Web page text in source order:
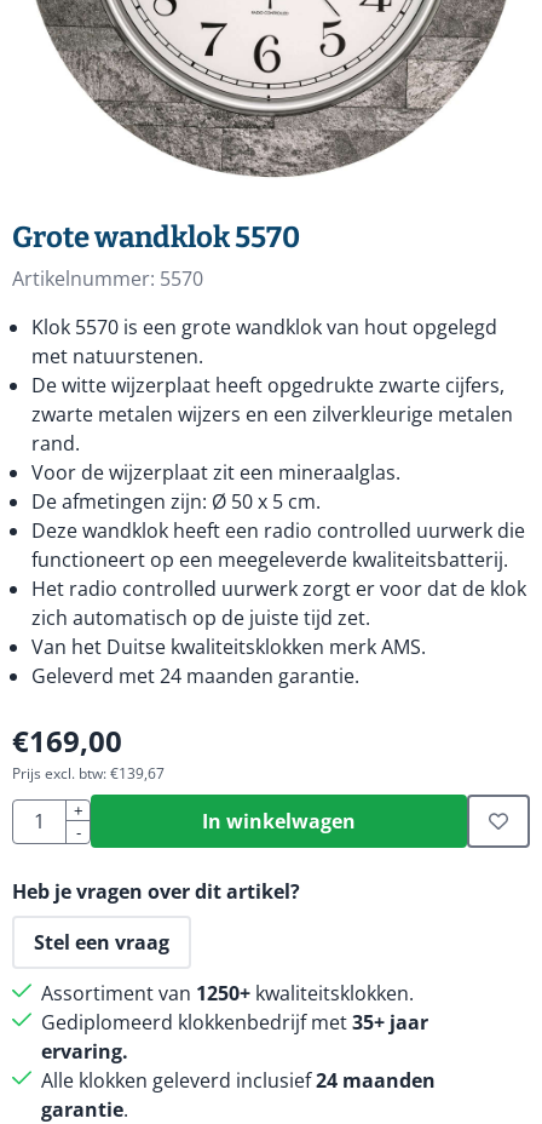
Grote wandklok 5570
Artikelnummer: 5570
Klok 5570 is een grote wandklok van hout opgelegd
met natuurstenen.
De witte wijzerplaat heeft opgedrukte zwarte cijfers,
zwarte metalen wijzers en een zilverkleurige metalen
rand.
Voor de wijzerplaat zit een mineraalglas.
De afmetingen zijn: Ø 50 x 5 cm.
Deze wandklok heeft een radio controlled uurwerk die
functioneert op een meegeleverde kwaliteitsbatterij.
Het radio controlled uurwerk zorgt er voor dat de klok
zich automatisch op de juiste tijd zet.
Van het Duitse kwaliteitsklokken merk AMS.
Geleverd met 24 maanden garantie.
€169,00
Prijs excl. btw:€139,67
Aantal
+
-
In winkelwagen
Heb je vragen over dit artikel?
Stel een vraag
Assortiment van 1250+ kwaliteitsklokken.
Gediplomeerd klokkenbedrijf met35+ jaar
ervaring.
Alle klokken geleverd inclusief24 maanden
garantie.